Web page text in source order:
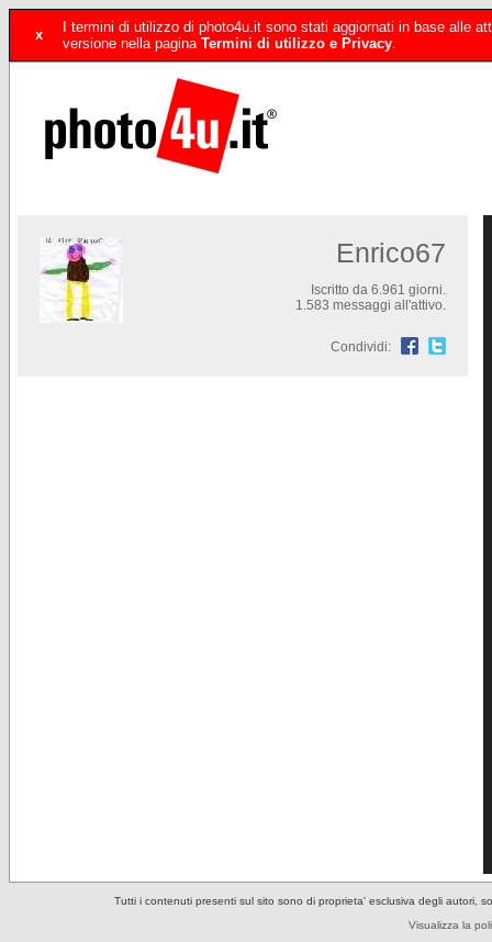
x
I termini di utilizzo di photo4u.it sono stati aggiornati in base alle
versione nella pagina Termini di utilizzo e Privacy.
Enrico67
Iscritto da 6.961 giorni.
1.583 messaggi all'attivo.
Condividi:
Tutti i contenuti presenti sul sito sono di proprieta' esclusiva degli autori,
Visualizza la